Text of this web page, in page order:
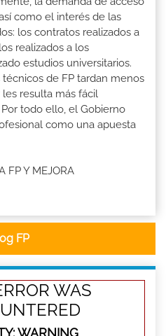
como el interés de las
los contratos realizados a
realizados a los
estudios universitarios.
de FP tardan menos
resulta más fácil
todo ello, el Gobierno
como una apuesta
FP Y MEJORA
FP
WAS
WARNING